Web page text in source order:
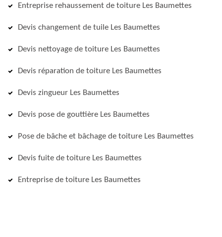
Entreprise rehaussement de toiture Les Baumettes
Devis changement de tuile Les Baumettes
Devis nettoyage de toiture Les Baumettes
Devis réparation de toiture Les Baumettes
Devis zingueur Les Baumettes
Devis pose de gouttière Les Baumettes
Pose de bâche et bâchage de toiture Les Baumettes
Devis fuite de toiture Les Baumettes
Entreprise de toiture Les Baumettes